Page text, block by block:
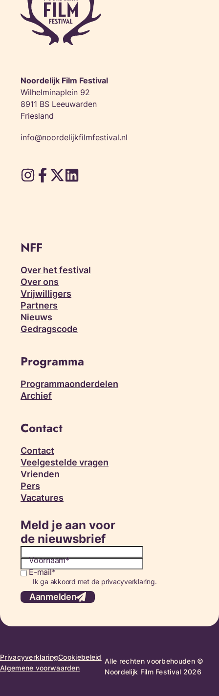
Noordelijk Film Festival
Wilhelminaplein 92
8911 BS Leeuwarden
Friesland
info@noordelijkfilmfestival.nl
NFF
Over het festival
Over ons
Vrijwilligers
Partners
Nieuws
Gedragscode
Programma
Programmaonderdelen
Archief
Contact
Contact
Veelgestelde vragen
Vrienden
Pers
Vacatures
Meld je aan voor
de nieuwsbrief
Voornaam
E-mail
Consent
Ik ga akkoord met de privacyverklaring.
Aanmelden
PrivacyverklaringCookiebeleid
Algemene voorwaarden
Alle rechten voorbehouden ©
Noordelijk Film Festival 2026